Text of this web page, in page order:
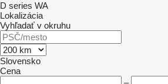
D series WA
Lokalizácia
Vyhľadať v okruhu
Slovensko
Cena